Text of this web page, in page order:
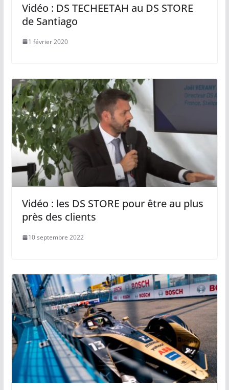
Vidéo : DS TECHEETAH au DS STORE
de Santiago
1 février 2020
Vidéo : les DS STORE pour être au plus
près des clients
10 septembre 2022